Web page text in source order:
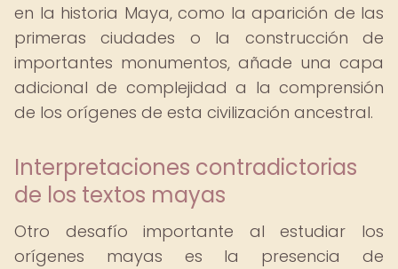
en la historia Maya, como la aparición de las
primeras ciudades o la construcción de
importantes monumentos, añade una capa
adicional de complejidad a la comprensión
de los orígenes de esta civilización ancestral.
Interpretaciones contradictorias
de los textos mayas
Otro desafío importante al estudiar los
orígenes mayas es la presencia de